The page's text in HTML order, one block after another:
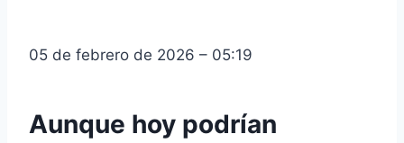
05 de febrero de 2026 – 05:19
Aunque hoy podrían